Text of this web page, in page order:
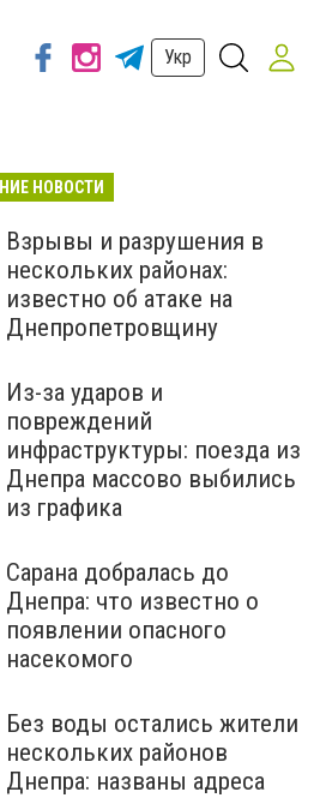
Укр
НОВОСТИ
Взрывы и разрушения в
нескольких районах:
известно об атаке на
Днепропетровщину
Из-за ударов и
повреждений
инфраструктуры: поезда из
Днепра массово выбились
из графика
Сарана добралась до
Днепра: что известно о
появлении опасного
насекомого
Без воды остались жители
нескольких районов
Днепра: названы адреса